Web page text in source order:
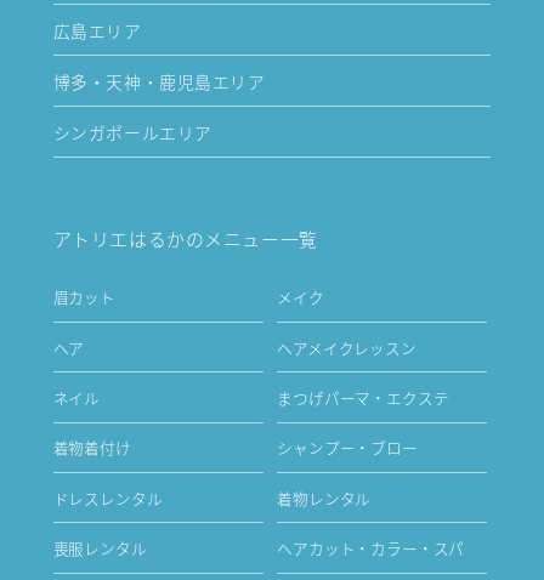
広島エリア
博多・天神・鹿児島エリア
シンガポールエリア
アトリエはるかのメニュー一覧
眉カット メイク
ヘア ヘアメイクレッスン
ネイル まつげパーマ・エクステ
着物着付け シャンプー・ブロー
ドレスレンタル 着物レンタル
喪服レンタル ヘアカット・カラー・スパ